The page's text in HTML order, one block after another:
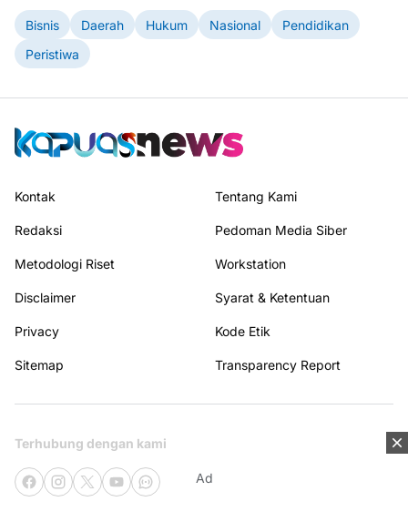
Bisnis Daerah Hukum Nasional
Pendidikan
Peristiwa
Ad
Kontak Tentang Kami
Redaksi Pedoman Media Siber
Metodologi Riset Workstation
Disclaimer Syarat & Ketentuan
Privacy Kode Etik
Sitemap Transparency Report
Terhubung dengan kami